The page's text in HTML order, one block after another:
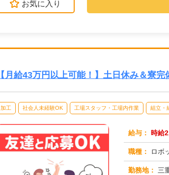
お気に入り
【月給43万円以上可能！】土日休み＆寮
加工 社会人未経験OK 工場スタッフ・工場内作業 組立・
給与： 時給
職種： ロボ
勤務地： 三